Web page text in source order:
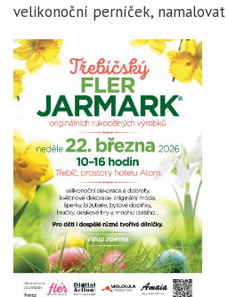
velikonoční perníček,